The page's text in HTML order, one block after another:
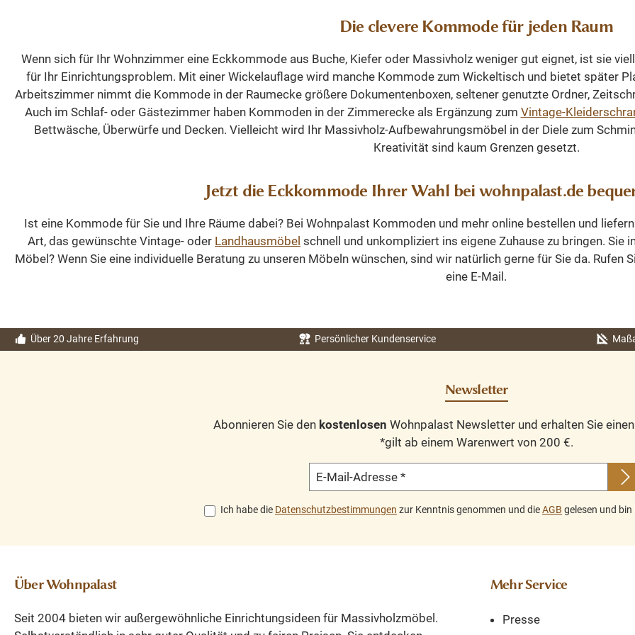
montiert (nicht
zerlegbar) Material:
Massivholz
(Weichholz) Maße (H ×
B × T): ca. 190 × 125 ×
40 cm Warum dieses
Bücherregal? ✔
Massives, langlebiges
Verwendung von
Landhausstil mit
antikem Charakter ✔
Viel Stauraum durch
verstellbare Böden und
Montage erforderlich
Dieses Landhausregal
perfekte Wahl für alle,
Materialien,
hochwertige
Handwerkskunst und
Charme alter Möbel
Funktionalität mit
und wird viele Jahre
vorhandenen Platz optimal offene
verstellbare Regalböden für flexible
Einteilung praktischer Stauraum im
unteren Bereich klassische Details:
Gesims, profilierte Rahmen und
elegante Proportionen Holzart
Modulen geliefert. Die einzelnen
zusammenfügen und sorgen für
eine stabile Konstruktion sowie ein
harmonisches Gesamtbild.
Andere Abmessungen, Farben und
Oberflächen
Andere Abmessungen und
Sonderanfertigungen sind
möglich. Bitte Fragen Sie uns.
Oberflächen
Andere
möglich. Bitte Fragen
Die clevere Kommode für jeden Raum
Wenn sich für Ihr Wohnzimmer eine Eckkommode aus Buche, Kiefer oder Massivholz weniger gut eignet, ist sie
für Ihr Einrichtungsproblem. Mit einer Wickelauflage wird manche Kommode zum Wickeltisch und bietet später
Arbeitszimmer nimmt die Kommode in der Raumecke größere Dokumentenboxen, seltener genutzte Ordner,
Auch im Schlaf- oder Gästezimmer haben Kommoden in der Zimmerecke als Ergänzung zum Vintage-
Bettwäsche, Überwürfe und Decken. Vielleicht wird Ihr Massivholz-Aufbewahrungsmöbel in der Diele zum
Kreativität sind kaum Grenzen gesetzt.
Jetzt die Eckkommode Ihrer Wahl bei wohnpalast.de
Ist eine Kommode für Sie und Ihre Räume dabei? Bei Wohnpalast Kommoden und mehr online bestellen und
Art, das gewünschte Vintage- oder Landhausmöbel schnell und unkompliziert ins eigene Zuhause zu bringen.
Möbel? Wenn Sie eine individuelle Beratung zu unseren Möbeln wünschen, sind wir natürlich gerne für Sie da. Rufen
eine E-Mail.
Über 20 Jahre Erfahrung Persönlicher Kundenservice
Newsletter
Abonnieren Sie den kostenlosen Wohnpalast Newsletter und erhalten Sie einen
*gilt ab einem Warenwert von 200 €.
E-Mail-Adresse *
Ich habe die Datenschutzbestimmungen zur Kenntnis genommen und dieAGB gelesen und
Über Wohnpalast
Seit 2004 bieten wir außergewöhnliche Einrichtungsideen für Massivholzmöbel.
Mehr Service
Presse